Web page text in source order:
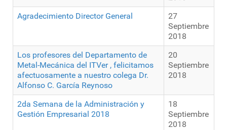
Agradecimiento Director General
27
Septiembre
2018
Los profesores del Departamento de
Metal-Mecánica del ITVer , felicitamos
afectuosamente a nuestro colega Dr.
Alfonso C. García Reynoso
20
Septiembre
2018
2da Semana de la Administración y
Gestión Empresarial 2018
18
Septiembre
2018